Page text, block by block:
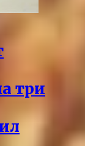
три